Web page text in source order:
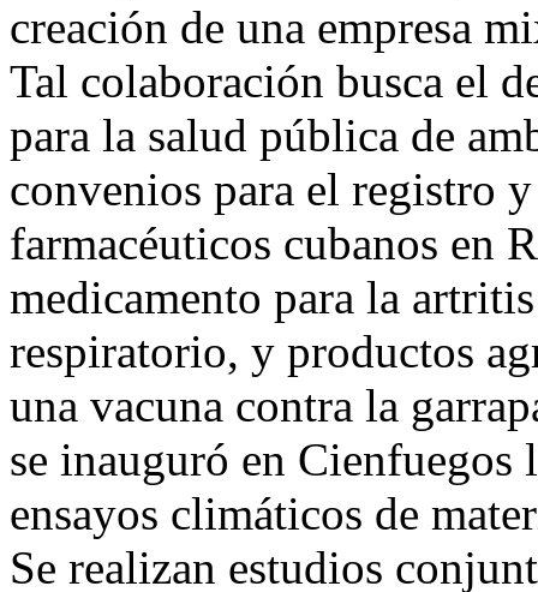
creación de una empresa
Tal colaboración busca el
para la salud pública de
convenios para el registro
farmacéuticos cubanos en
medicamento para la
respiratorio, y productos
una vacuna contra la
se inauguró en Cienfuegos
ensayos climáticos de
Se realizan estudios